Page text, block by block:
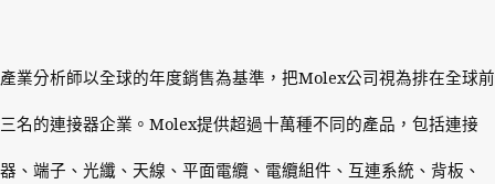
產業分析師以全球的年度銷售為基準，把Molex公司視為排在全球前
三名的連接器企業。 Molex提供超過十萬種不同的產品，包括連接
器、端子、光纖、天線、平面電纜、電纜組件、互連系統、背板、